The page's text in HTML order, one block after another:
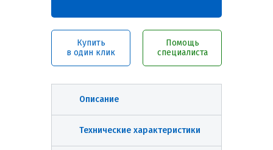
Купить
в один клик
Помощь
специалиста
Описание
Технические характеристики